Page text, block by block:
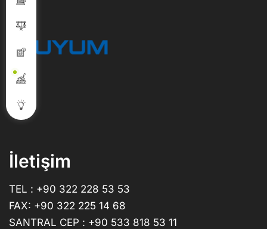
İletişim
TEL : +90 322 228 53 53
FAX: +90 322 225 14 68
SANTRAL CEP : +90 533 818 53 11